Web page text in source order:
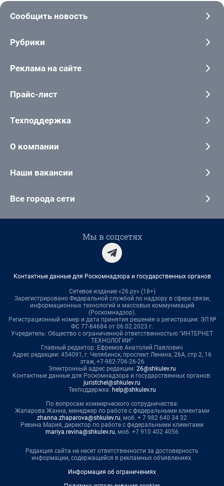
Сообщить новость
Рубрики
Реклама на сайте
Прайс-лист
Техподдержка
О компании
Наши вакансии
Все города сети
Мы в соцсетях
Контактные данные для Роскомнадзора и государственных органов
Сетевое издание «26.ру» (18+)
Зарегистрировано Федеральной службой по надзору в сфере связи,
информационных технологий и массовых коммуникаций
(Роскомнадзор).
Регистрационный номер и дата принятия решения о регистрации: ЭЛ №
ФС 77-84684 от 06.02.2023 г.
Учредитель: Общество с ограниченной ответственностью "ИНТЕРНЕТ
ТЕХНОЛОГИИ"
Главный редактор: Ефремов Анатолий Павлович
Адрес редакции: 454091, г. Челябинск, проспект Ленина, 26А, стр.2, 16
этаж, +7-982-706-26-26
Электронный адрес редакции: 26@shkulev.ru
Контактные данные для Роскомнадзора и государственных органов:
juristchel@shkulev.ru
Техподдержка: help@shkulev.ru
По вопросам коммерческого сотрудничества:
Жапарова Жанна, менеджер по работе с федеральными клиентами
zhanna.zhaparova@shkulev.ru, моб. + 7 982 640 34 32
Ревина Мария, директор по работе с федеральными клиентами
mariya.revina@shkulev.ru, моб. +7 910 402 4056
Редакция сайта не несет ответственности за достоверность
информации, содержащейся в рекламных объявлениях.
Информация об ограничениях